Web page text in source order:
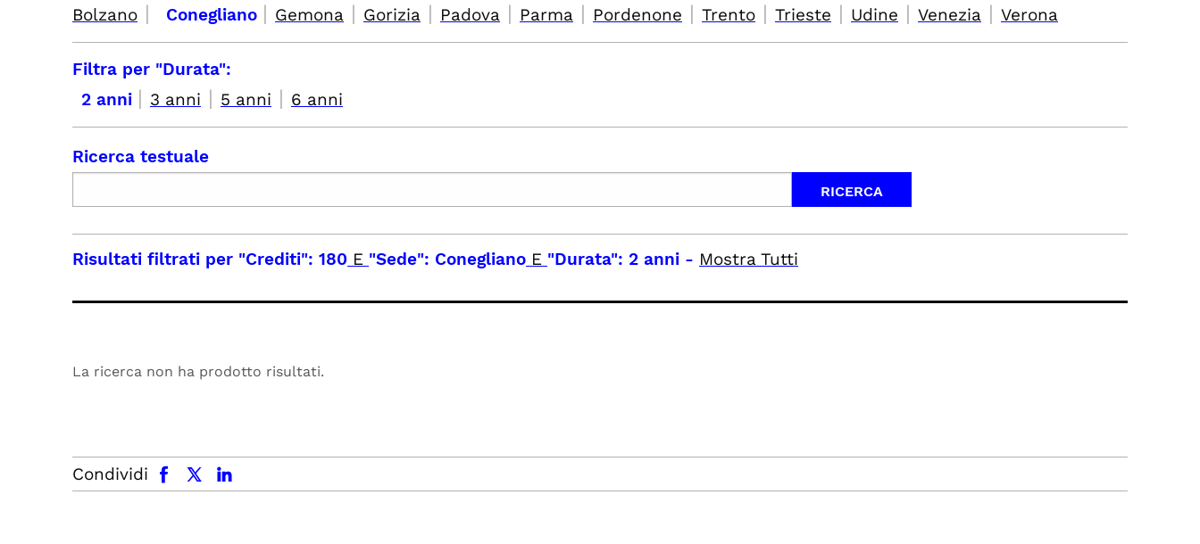
Bolzano | Conegliano | Gemona | Gorizia | Padova | Parma | Pordenone | Trento | Trieste | Udine | Venezia | Verona
Filtra per "Durata":
2 anni | 3 anni | 5 anni | 6 anni
Ricerca testuale
Risultati filtrati per "Crediti": 180 E "Sede": Conegliano E "Durata": 2 anni - Mostra Tutti
La ricerca non ha prodotto risultati.
Condividi
facebook x.com linkedin